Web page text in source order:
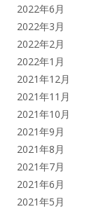
2022年6月
2022年3月
2022年2月
2022年1月
2021年12月
2021年11月
2021年10月
2021年9月
2021年8月
2021年7月
2021年6月
2021年5月